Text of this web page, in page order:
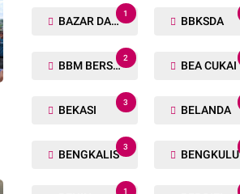
BAZAR DAN BAKSOS RAMADHAN
1
BBKSDA
BBM BERSUBSIDI
2
BEA CUKAI
BEKASI
3
BELANDA
BENGKALIS
3
BENGKULU
1